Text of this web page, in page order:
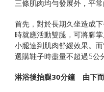
三條肌肉均勻發展外，平
首先，對於長期久坐造成
時就應活動雙腿，可將腳
小腿達到肌肉舒緩效果。
選購鞋子時盡量不超過5公
淋浴後抬腿30分鐘 由下